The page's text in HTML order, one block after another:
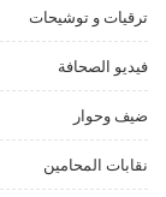
ترقيات و توشيحات
فيديو الصحافة
ضيف وحوار
نقابات المحامين